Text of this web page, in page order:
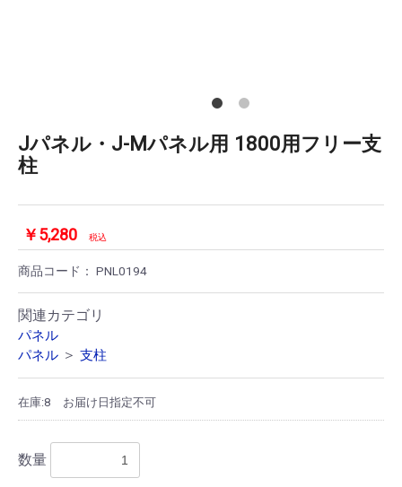
Jパネル・J-Mパネル用 1800用フリー支
柱
￥5,280 税込
商品コード： PNL0194
関連カテゴリ
パネル
パネル ＞ 支柱
在庫:8 お届け日指定不可
数量